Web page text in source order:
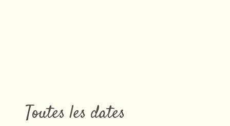
Toutes les dates